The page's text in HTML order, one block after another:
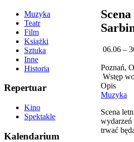
Muzyka
Teatr
Film
Książki
Sztuka
Inne
Historia
Repertuar
Kino
Spektakle
Kalendarium
06.06 –
Poznań,
Wstęp
Opis
Muzyka
Scena
trwać